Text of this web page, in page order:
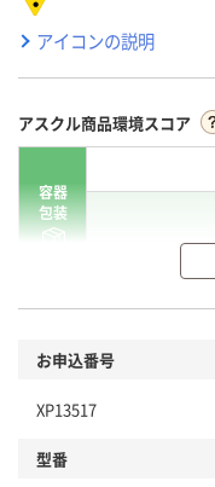
アイコンの説明
アスクル商品環境スコア
容器
包装
商品
本体
お申込番号
XP13517
型番